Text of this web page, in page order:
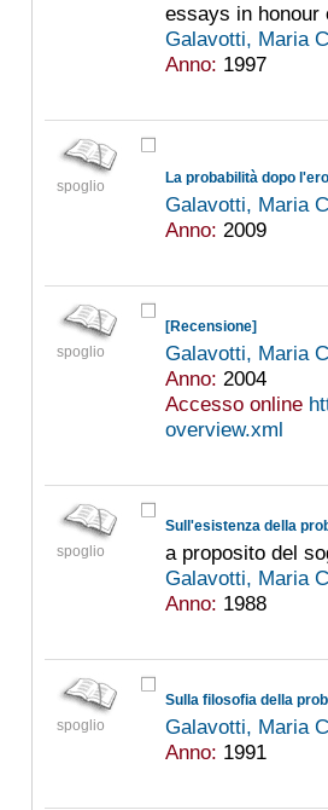
essays in
Galavotti, Maria
Anno: 1997
spoglio La probabilità dopo
Galavotti, Maria
Anno: 2009
spoglio
[Recensione]
Galavotti, Maria
Anno: 2004
Accesso online
overview.xml
spoglio
Sull'esistenza della
a proposito del
Galavotti, Maria
Anno: 1988
spoglio
Sulla filosofia della
Galavotti, Maria
Anno: 1991